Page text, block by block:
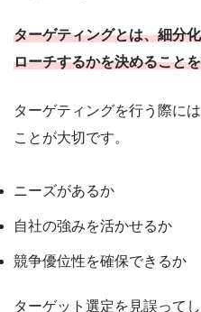
ターゲティングとは、細分
ローチするかを決めること
ターゲティングを行う際に
ことが大切です。
ニーズがあるか
自社の強みを活かせるか
競争優位性を確保できるか
ターゲット選定を見誤って